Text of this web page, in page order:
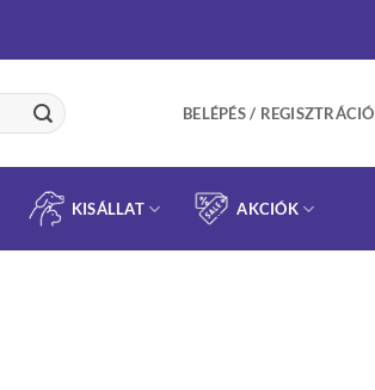
BELÉPÉS / REGISZTRÁCIÓ
KISÁLLAT AKCIÓK